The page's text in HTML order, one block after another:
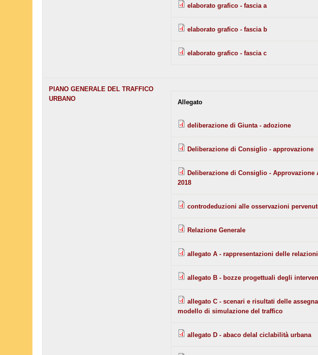
elaborato grafico - fascia a
elaborato grafico - fascia b
elaborato grafico - fascia c
PIANO GENERALE DEL TRAFFICO
URBANO
Allegato
deliberazione di Giunta - adozione
Deliberazione di Consiglio - approvazione
Deliberazione di Consiglio - Approvazione
2018
controdeduzioni alle osservazioni
Relazione Generale
allegato A - rappresentazioni delle
allegato B - bozze progettuali degli
allegato C - scenari e risultati delle
modello di simulazione del traffico
allegato D - abaco delal ciclabilità urbana